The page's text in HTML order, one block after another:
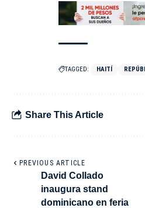
TAGGED: HAITÍ
Share This Article
PREVIOUS ARTICLE
David Collado
inaugura stand
dominicano en feria